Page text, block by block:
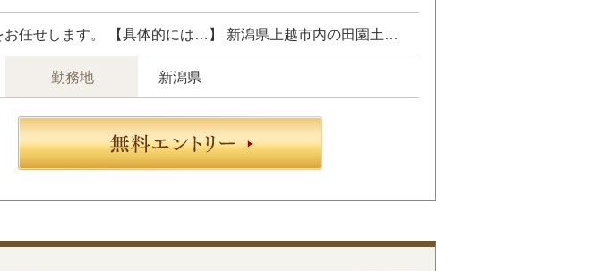
プロジェクトにて、土木施工管理業務をお任せします。 【具体的には…】 新潟県上越市内の田園土地改良工事における施工管理業務 ・現場管理全般（原価、工程、安全、品質） ・予算管理、施工計画 ・現場工事の取りまとめ ・書類作成 など ☆あなたのご経験やスキルに合わせた業務をお任せします☆
勤務地 新潟県